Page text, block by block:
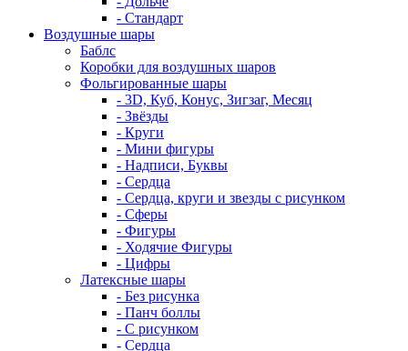
- Стандарт
Воздушные шары
Баблс
Коробки для воздушных шаров
Фольгированные шары
- 3D, Куб, Конус, Зигзаг, Месяц
- Звёзды
- Круги
- Мини фигуры
- Надписи, Буквы
- Сердца
- Сердца, круги и звезды с рисунком
- Сферы
- Фигуры
- Ходячие Фигуры
- Цифры
Латексные шары
- Без рисунка
- Панч боллы
- С рисунком
- Сердца